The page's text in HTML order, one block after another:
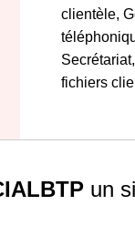
clientèle,
fichiers
un